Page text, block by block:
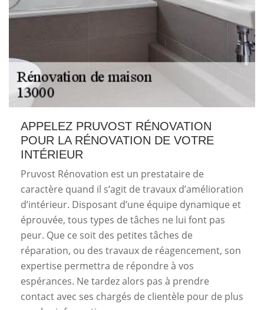
APPELEZ PRUVOST RÉNOVATION
POUR LA RÉNOVATION DE VOTRE
INTÉRIEUR
Pruvost Rénovation est un prestataire de
caractère quand il s’agit de travaux d’amélioration
d’intérieur. Disposant d’une équipe dynamique et
éprouvée, tous types de tâches ne lui font pas
peur. Que ce soit des petites tâches de
réparation, ou des travaux de réagencement, son
expertise permettra de répondre à vos
espérances. Ne tardez alors pas à prendre
contact avec ses chargés de clientèle pour de plus